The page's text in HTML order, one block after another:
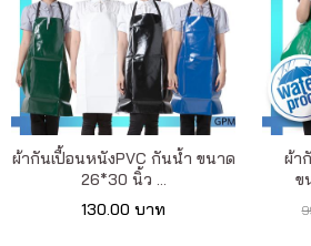
ผ้ากันเปื้อนหนังPVC กันน้ำ ขนาด
26*30 นิ้ว ...
130.00 บาท
ผ้า
ข